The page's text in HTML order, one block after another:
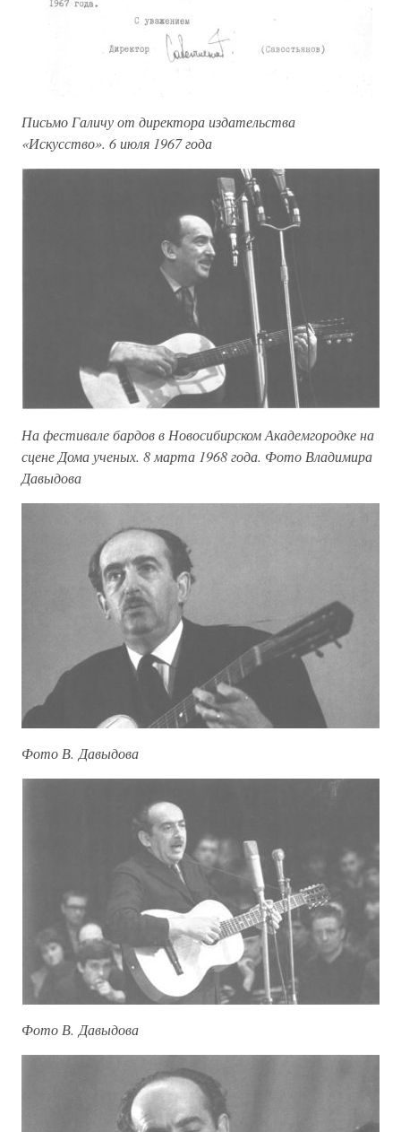
Письмо Галичу от директора издательства
«Искусство». 6 июля 1967 года
На фестивале бардов в Новосибирском Академгородке на
сцене Дома ученых. 8 марта 1968 года. Фото Владимира
Давыдова
Фото В. Давыдова
Фото В. Давыдова